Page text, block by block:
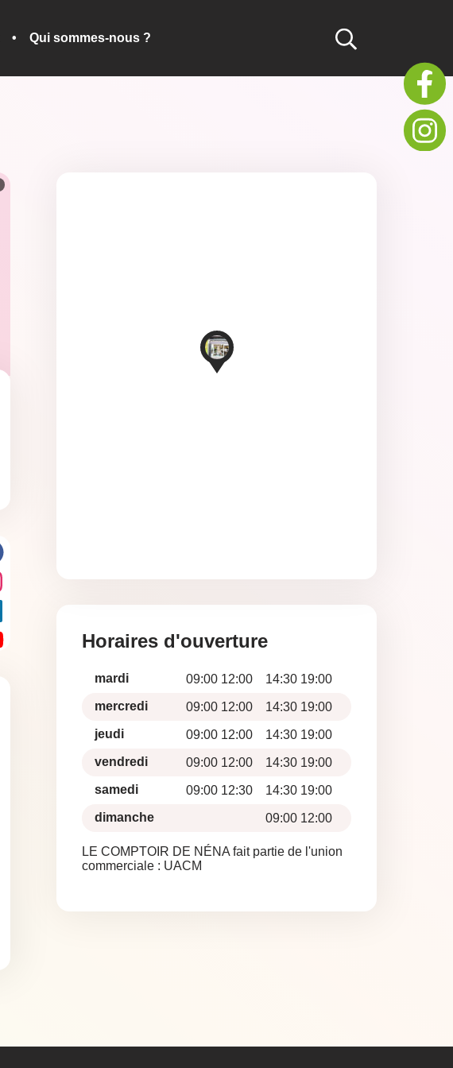
Qui sommes-nous ?
Horaires d'ouverture
mardi 09:00 12:00 14:30 19:00
mercredi 09:00 12:00 14:30 19:00
jeudi 09:00 12:00 14:30 19:00
vendredi 09:00 12:00 14:30 19:00
samedi 09:00 12:30 14:30 19:00
dimanche 09:00 12:00
LE COMPTOIR DE NÉNA fait partie de l'union
commerciale : UACM